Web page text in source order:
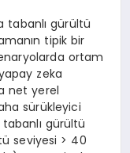
tabanlı gürültü
tipik bir
ortam
zeka
net yerel
sürükleyici
gürültü
seviyesi > 40